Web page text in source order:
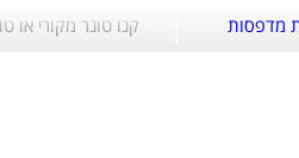
מדפסות קנו טונר מקורי או